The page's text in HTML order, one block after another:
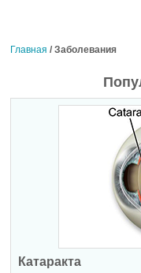
Главная /Заболевания
Катаракта